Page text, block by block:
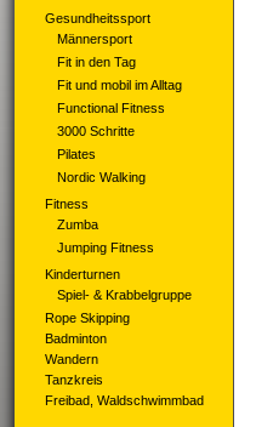
Gesundheitssport
Männersport
Fit in den Tag
Fit und mobil im Alltag
Functional Fitness
3000 Schritte
Pilates
Nordic Walking
Fitness
Zumba
Jumping Fitness
Kinderturnen
Spiel- & Krabbelgruppe
Rope Skipping
Badminton
Wandern
Tanzkreis
Freibad, Waldschwimmbad